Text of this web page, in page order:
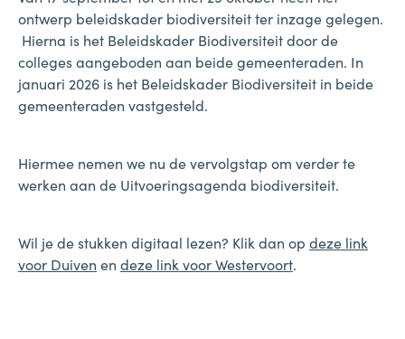
ontwerp beleidskader biodiversiteit ter inzage gelegen.
Hierna is het Beleidskader Biodiversiteit door de
colleges aangeboden aan beide gemeenteraden. In
januari 2026 is het Beleidskader Biodiversiteit in beide
gemeenteraden vastgesteld.
Hiermee nemen we nu de vervolgstap om verder te
werken aan de Uitvoeringsagenda biodiversiteit.
Wil je de stukken digitaal lezen? Klik dan op deze link
voor Duiven en deze link voor Westervoort.